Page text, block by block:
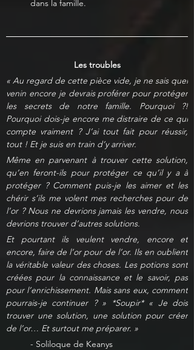
dans la famille.
Les troubles
« Au regard de cette pièce vide, je ne sais quel
venin encore je devrais proférer pour protéger
les secrets de notre famille. Pourquoi ?!
Pourquoi dois-je encore me distraire de ce qui
compte vraiment ? J’ai tout fait pour réussir,
tout ! Et je suis en train d’y arriver.
Même en parvenant à trouver cette solution,
qu’en feront-ils pour protéger ce qu’il y a à
protéger ? Comment puis-je les aimer et les
chérir s’ils me volent mes recherches pour de
l’or ? Nous ne devrions jamais les vendre, nous
devrions trouver d’autres solutions.
Et pourtant ils veulent vendre, encore et
encore, faire de l’or pour de l’or. Ils en oublient
la véritable valeur des choses. Les potions sont
créées pour la connaissance et le savoir, pas
pour l’enrichissement. Mais sans eux, comment
pourrais-je continuer ? » *Soupir* « Je dois
trouver une solution, une solution pour créer
de l’or… Et surtout me préparer. »
- Soliloque de Keanys